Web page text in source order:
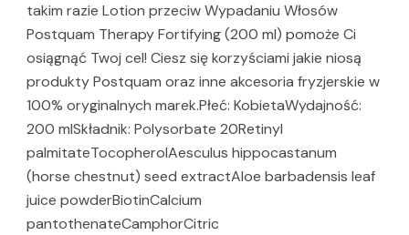
takim razie Lotion przeciw Wypadaniu Włosów
Postquam Therapy Fortifying (200 ml) pomoże Ci
osiągnąć Twoj cel! Ciesz się korzyściami jakie niosą
produkty Postquam oraz inne akcesoria fryzjerskie w
100% oryginalnych marek.Płeć: KobietaWydajność:
200 mlSkładnik: Polysorbate 20Retinyl
palmitateTocopherolAesculus hippocastanum
(horse chestnut) seed extractAloe barbadensis leaf
juice powderBiotinCalcium
pantothenateCamphorCitric